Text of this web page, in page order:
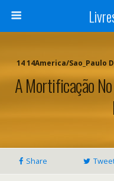
14 14America/Sao_Paulo
A Mortificação
Share